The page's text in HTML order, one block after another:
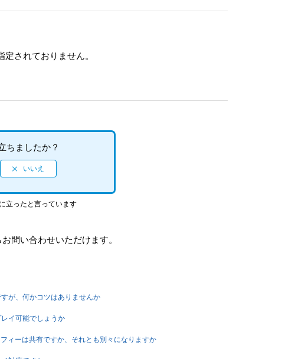
されておりません。
ちましたか？
立ったと言っています
問い合わせいただけます。
が、何かコツはありませんか
イ可能でしょうか
ィーは共有ですか、それとも別々になりますか